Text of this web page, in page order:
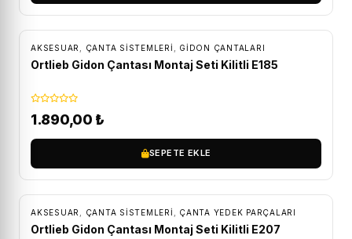
AKSESUAR ÇANTA SISTEMLERI GIDON ÇANTALARI
Ortlieb Gidon Çantası Montaj Seti Kilitli E185
1.890,00 ₺
SEPETE EKLE
AKSESUAR ÇANTA SISTEMLERI ÇANTA YEDEK PARÇALARI
Ortlieb Gidon Çantası Montaj Seti Kilitli E207